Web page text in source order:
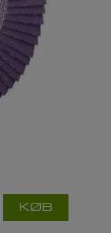
KØB